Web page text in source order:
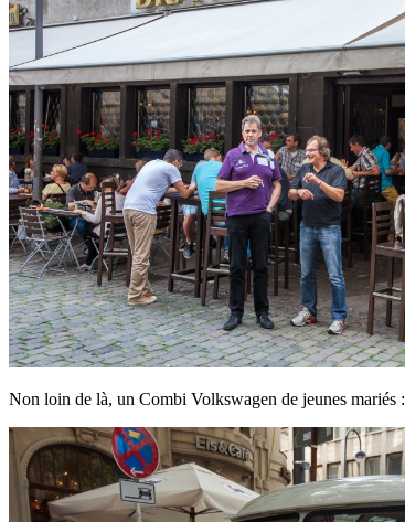
Non loin de là, un Combi Volkswagen de jeunes mariés :